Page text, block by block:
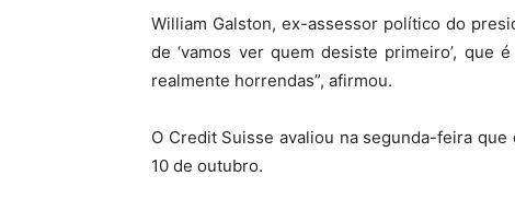
William Galston, ex-assessor político do
de ‘vamos ver quem desiste primeiro’,
realmente horrendas”, afirmou.
O Credit Suisse avaliou na segunda-feira
10 de outubro.